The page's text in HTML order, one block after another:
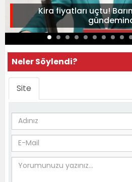
Kira fiyatları uçtu!
Neler Söylendi?
Site